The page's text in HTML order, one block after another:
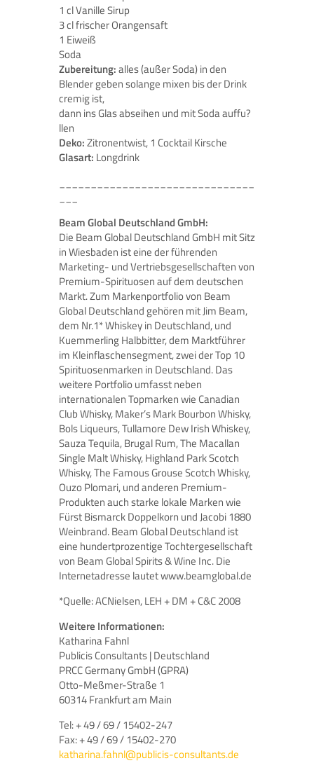
1 cl Vanille Sirup
3 cl frischer Orangensaft
1 Eiweiß
Soda
Zubereitung:alles (außer Soda) in den
Blender geben solange mixen bis der Drink
cremig ist,
dann ins Glas abseihen und mit Soda auffu?
llen
Deko:Zitronentwist, 1 Cocktail Kirsche
Glasart: Longdrink
Beam Global Deutschland GmbH:
Die Beam Global Deutschland GmbH mit Sitz
in Wiesbaden ist eine der führenden
Marketing- und Vertriebsgesellschaften von
Premium-Spirituosen auf dem deutschen
Markt. Zum Markenportfolio von Beam
Global Deutschland gehören mit Jim Beam,
dem Nr.1* Whiskey in Deutschland, und
Kuemmerling Halbbitter, dem Marktführer
im Kleinflaschensegment, zwei der Top 10
Spirituosenmarken in Deutschland. Das
weitere Portfolio umfasst neben
internationalen Topmarken wie Canadian
Club Whisky, Maker’s Mark Bourbon Whisky,
Bols Liqueurs, Tullamore Dew Irish Whiskey,
Sauza Tequila, Brugal Rum, The Macallan
Single Malt Whisky, Highland Park Scotch
Whisky, The Famous Grouse Scotch Whisky,
Ouzo Plomari, und anderen Premium-
Produkten auch starke lokale Marken wie
Fürst Bismarck Doppelkorn und Jacobi 1880
Weinbrand. Beam Global Deutschland ist
eine hundertprozentige Tochtergesellschaft
von Beam Global Spirits & Wine Inc. Die
Internetadresse lautet www.beamglobal.de
*Quelle: ACNielsen, LEH + DM + C&C 2008
Weitere Informationen:
Katharina Fahnl
Publicis Consultants | Deutschland
PRCC Germany GmbH (GPRA)
Otto-Meßmer-Straße 1
60314 Frankfurt am Main
Tel: + 49 / 69 / 15402-247
Fax: + 49 / 69 / 15402-270
katharina.fahnl@publicis-consultants.de